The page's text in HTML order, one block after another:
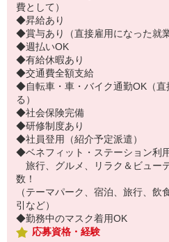
費として）
◆昇給あり
◆賞与あり（直接雇用になった就
◆週払いOK
◆有給休暇あり
◆交通費全額支給
◆自転車・車・バイク通勤OK（直
る）
◆社会保険完備
◆研修制度あり
◆社員登用（紹介予定派遣）
◆ベネフィット・ステーション利
旅行、グルメ、リラク＆ビュー
数！
（テーマパーク、宿泊、旅行、飲
引など）
◆勤務中のマスク着用OK
応募資格・経験